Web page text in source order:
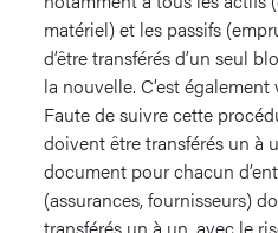
matériel) et les passifs
d’être transférés d’un seul
la nouvelle. C’est
Faute de suivre cette
doivent être transférés un à
document pour chacun
(assurances, fournisseurs)